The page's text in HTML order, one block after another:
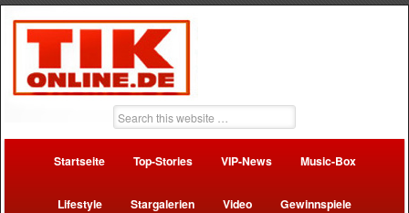
Startseite Top-Stories VIP-News Music-Box
Lifestyle Stargalerien Video Gewinnspiele